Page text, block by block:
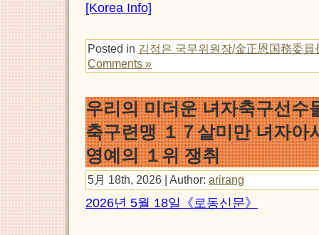
[Korea Info]
Posted in 김정은 국무위원장/金正恩国務委員
Comments »
우리의 미더운 녀자축구선수
축구련맹 １７살미만 녀자아
영예의 １위 쟁취
5月 18th, 2026 | Author: arirang
2026년 5월 18일《로동신문》